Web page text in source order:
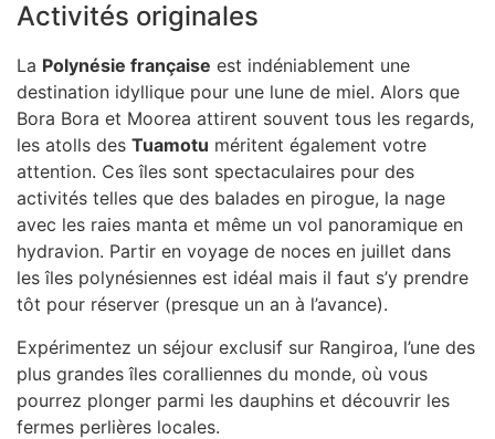
Activités originales
La Polynésie française est indéniablement une
destination idyllique pour une lune de miel. Alors que
Bora Bora et Moorea attirent souvent tous les regards,
les atolls des Tuamotu méritent également votre
attention. Ces îles sont spectaculaires pour des
activités telles que des balades en pirogue, la nage
avec les raies manta et même un vol panoramique en
hydravion. Partir en voyage de noces en juillet dans
les îles polynésiennes est idéal mais il faut s’y prendre
tôt pour réserver (presque un an à l’avance).
Expérimentez un séjour exclusif sur Rangiroa, l’une des
plus grandes îles coralliennes du monde, où vous
pourrez plonger parmi les dauphins et découvrir les
fermes perlières locales.